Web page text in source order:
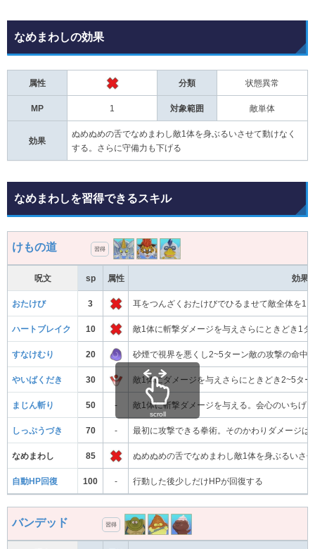
なめまわしの効果
属性 分類 状態異常
MP 1 対象範囲 敵単体
効果
ぬめぬめの舌でなめまわし敵1体を身ぶるいさせて動けなく
する。さらに守備力も下げる
なめまわしを習得できるスキル
けもの道 習得
呪文 sp 属性 効果
おたけび 3 耳をつんざくおたけびでひるませて敵全体を1
ハートブレイク 10 敵1体に斬撃ダメージを与えさらにときどき1タ
すなけむり 20 砂煙で視界を悪くし2~5ターン敵の攻撃の命中
やいばくだき 30 敵1体にダメージを与えさらにときどき2~5タ
まじん斬り 50 - 敵1体に斬撃ダメージを与える。会心のいちげ
しっぷうづき 70 - 最初に攻撃できる拳術。そのかわりダメージは
なめまわし 85 ぬめぬめの舌でなめまわし敵1体を身ぶるいさ
自動HP回復 100 - 行動した後少しだけHPが回復する
scroll
バンデッド 習得